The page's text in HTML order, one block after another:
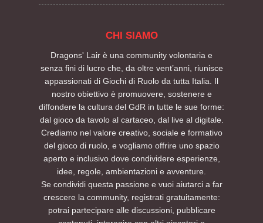
CHI SIAMO
Dragons' Lair è una community volontaria e
senza fini di lucro che, da oltre vent’anni, riunisce
appassionati di Giochi di Ruolo da tutta Italia. Il
nostro obiettivo è promuovere, sostenere e
diffondere la cultura del GdR in tutte le sue forme:
dal gioco da tavolo al cartaceo, dal live al digitale.
Crediamo nel valore creativo, sociale e formativo
del gioco di ruolo, e vogliamo offrire uno spazio
aperto e inclusivo dove condividere esperienze,
idee, regole, ambientazioni e avventure.
Se condividi questa passione e vuoi aiutarci a far
crescere la community, registrati gratuitamente:
potrai partecipare alle discussioni, pubblicare